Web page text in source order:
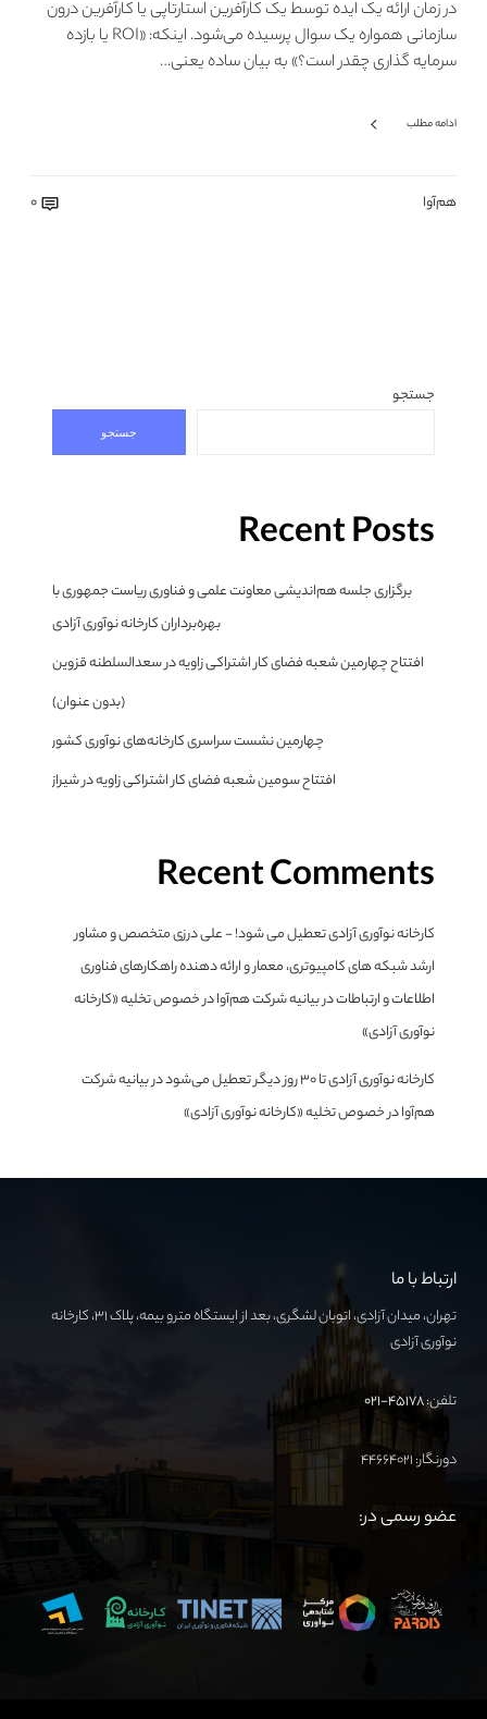
در زمان ارائه یک ایده توسط یک کارآفرین استارتاپی یا کارآفرین درون
سازمانی همواره یک سوال پرسیده می‌شود. اینکه: «ROI یا بازده
سرمایه گذاری چقدر است؟» به بیان ساده یعنی…
ادامه مطلب
هم‌آوا 0
جستجو
جستجو
Recent Posts
برگزاری جلسه هم‌اندیشی معاونت علمی و فناوری ریاست جمهوری با
بهره‌برداران کارخانه نوآوری آزادی
افتتاح چهارمین شعبه فضای کار اشتراکی زاویه در سعدالسلطنه قزوین
(بدون عنوان)
چهارمین نشست سراسری کارخانه‌های نوآوری کشور
افتتاح سومین شعبه فضای کار اشتراکی زاویه در شیراز
Recent Comments
کارخانه نوآوری آزادی تعطیل می شود! - علی درزی متخصص و مشاور
ارشد شبکه های کامپیوتری، معمار و ارائه دهنده راهکارهای فناوری
اطلاعات و ارتباطاتدربیانیه شرکت هم‌آوا در خصوص تخلیه «کارخانه
نوآوری آزادی»
کارخانه نوآوری آزادی تا ۳۰ روز دیگر تعطیل می‌شود دربیانیه شرکت
هم‌آوا در خصوص تخلیه «کارخانه نوآوری آزادی»
ارتباط با ما
تهران، میدان آزادی، اتوبان لشگری، بعد از ایستگاه مترو بیمه، پلاک ۳۱، کارخانه
نوآوری آزادی
تلفن:۴۵۱۷۸-۰۲۱
دورنگار: ۴۴۶۶۴۰۲۱
عضو رسمی در: